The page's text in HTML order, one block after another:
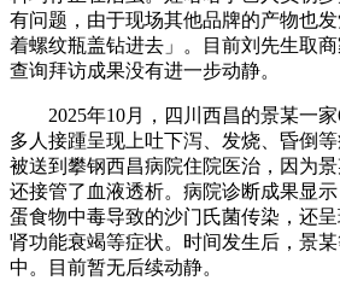
有问题，由于现场其他品牌的产物也
着螺纹瓶盖钻进去」。目前刘先生取
查询拜访成果没有进一步动静。
2025年10月，四川西昌的景某一家
多人接踵呈现上吐下泻、发烧、昏倒
被送到攀钢西昌病院住院医治，因为景
还接管了血液透析。病院诊断成果显
蛋食物中毒导致的沙门氏菌传染，还
肾功能衰竭等症状。时间发生后，景
中。目前暂无后续动静。